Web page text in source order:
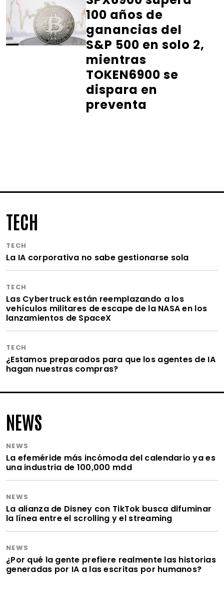
100 años de
ganancias del
S&P 500 en solo 2,
mientras
TOKEN6900 se
dispara en
preventa
TECH
TECH
La IA corporativa no sabe gestionarse sola
TECH
Las Cybertruck están reemplazando a los
vehículos militares de escape de la NASA en los
lanzamientos de SpaceX
TECH
¿Estamos preparados para que los agentes de IA
hagan nuestras compras?
NEWS
NEWS
La efeméride más incómoda del calendario ya es
una industria de 100,000 mdd
NEWS
La alianza de Disney con TikTok busca difuminar
la línea entre el scrolling y el streaming
NEWS
¿Por qué la gente prefiere realmente las historias
generadas por IA a las escritas por humanos?